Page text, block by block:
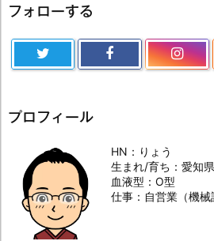
フォローする
プロフィール
HN：りょう
生まれ/育ち：愛知県
血液型：O型
仕事：自営業（機械